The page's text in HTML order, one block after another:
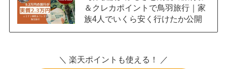
＆クレカポイントで鳥羽旅行｜家
族4人でいくら安く行けたか公開
＼ 楽天ポイントも使える！ ／